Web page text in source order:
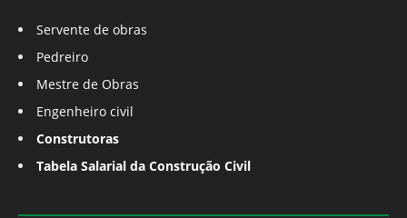
Servente de obras
Pedreiro
Mestre de Obras
Engenheiro civil
Construtoras
Tabela Salarial da Construção Civil